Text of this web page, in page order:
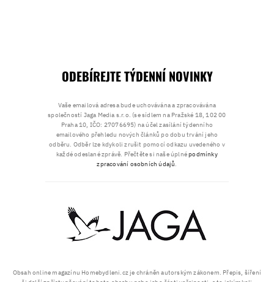
Obsah online magazínu Homebydleni.cz je chráněn autorským zákonem. Přepis, šíření
ODEBÍREJTE TÝDENNÍ NOVINKY
Vaše emailová adresa bude uchovávána a zpracovávána
společností Jaga Media s.r.o. (se sídlem na Pražské 18, 102 00
Praha 10, IČO: 27076695) na účel zasílání týdenního
emailového přehledu nových článků po dobu trvání jeho
odběru. Odběr lze kdykoli zrušit pomocí odkazu uvedeného v
každé odeslané zprávě. Přečtěte si naše úplnépodmínky
zpracování osobních údajů.